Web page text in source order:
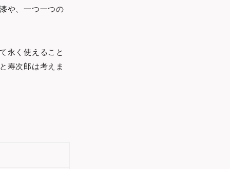
や、一つ一つの
永く使えること
寿次郎は考えま